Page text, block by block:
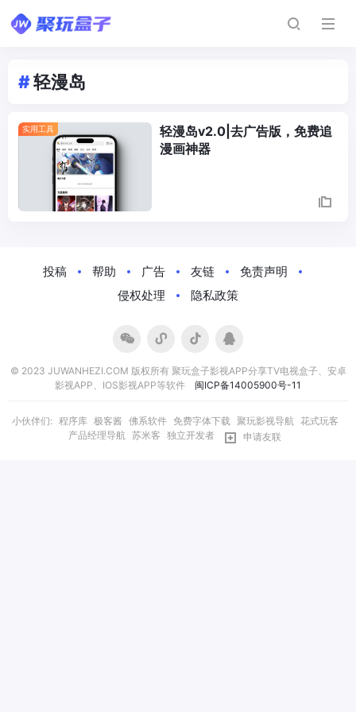
#轻漫岛
实用工具
轻漫岛v2.0|去广告版，免费追
漫画神器
Navigation
投稿 帮助 广告 友链
免责声明
侵权处理
隐私政策
© 2023 JUWANHEZI.COM 版权所有 聚玩盒子影视APP分享TV电视盒子、安卓
影视APP、IOS影视APP等软件 闽ICP备14005900号-11
小伙伴们: 程序库 极客酱 佛系软件 免费字体下载 聚玩影视导航 花式玩客
产品经理导航 苏米客 独立开发者 申请友联